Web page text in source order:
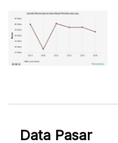
Data Pasar